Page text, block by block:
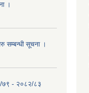
।
सम्बन्धी सूचना ।
७९ - २०८२/८३